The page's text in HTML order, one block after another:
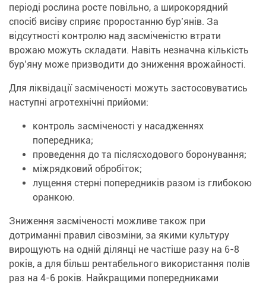
періоді рослина росте повільно, а широкорядний
спосіб висіву сприяє проростанню бур’янів. За
відсутності контролю над засміченістю втрати
врожаю можуть складати. Навіть незначна кількість
бур’яну може призводити до зниження врожайності.
Для ліквідації засміченості можуть застосовуватись
наступні агротехнічні прийоми:
контроль засміченості у насадженнях
попередника;
проведення до та післясходового боронування;
міжрядковий обробіток;
лущення стерні попередників разом із глибокою
оранкою.
Зниження засміченості можливе також при
дотриманні правил сівозміни, за якими культуру
вирощують на одній ділянці не частіше разу на 6-8
років, а для більш рентабельного використання полів
раз на 4-6 років. Найкращими попередниками